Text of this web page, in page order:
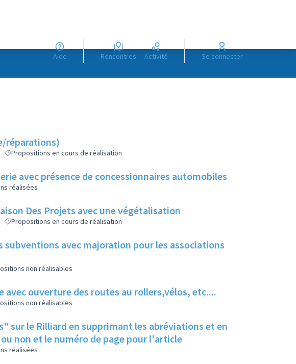
Aide Rencontres Activité Se connecter
réparations)
Propositions en cours de réalisation
avec présence de concessionnaires automobiles
réalisées
Des Projets avec une végétalisation
Propositions en cours de réalisation
avec majoration pour les associations
non réalisables
avec ouverture des routes au rollers,vélos, etc....
non réalisables
sur le Rilliard en supprimant les abréviations et en
non et le numéro de page pour l'article
réalisées